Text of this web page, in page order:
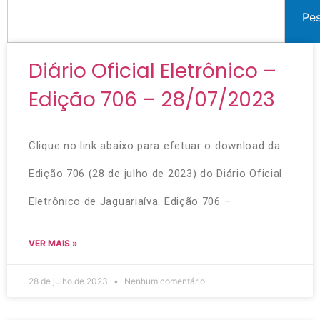
Diário Oficial Eletrônico –
Edição 706 – 28/07/2023
Clique no link abaixo para efetuar o download da
Edição 706 (28 de julho de 2023) do Diário Oficial
Eletrônico de Jaguariaíva. Edição 706 –
VER MAIS »
28 de julho de 2023 Nenhum comentário